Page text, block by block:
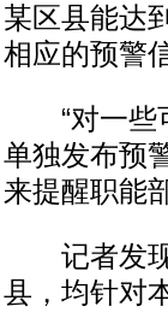
某区县能达
相应的预警
“对一些可
单独发布预
来提醒职能
记者发现
县，均针对